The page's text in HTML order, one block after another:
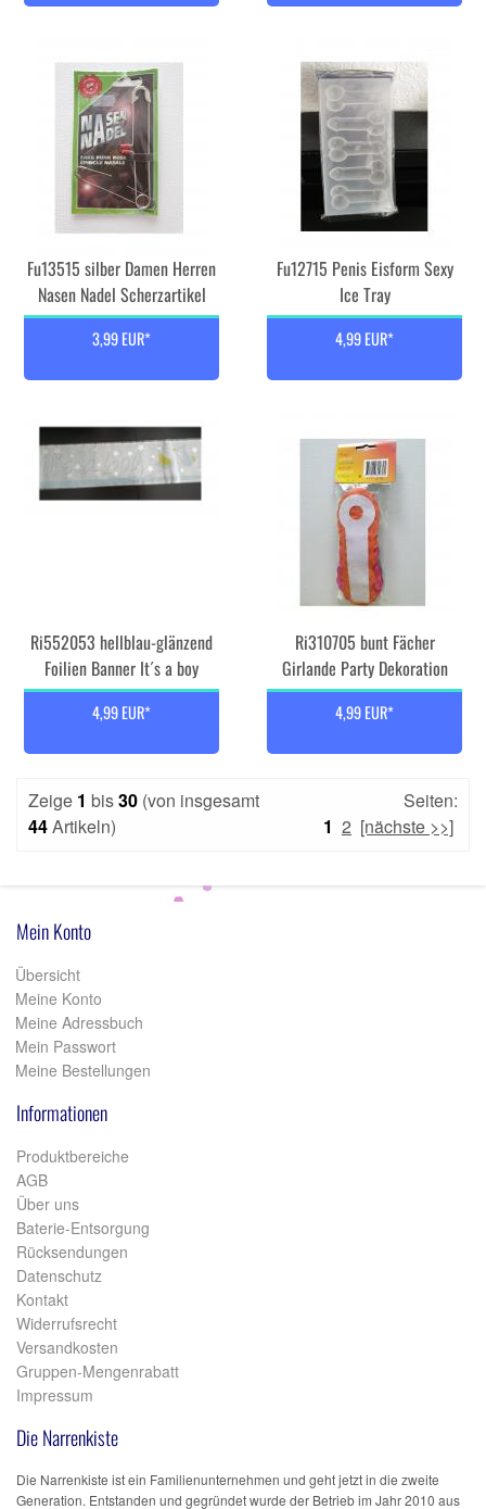
Fu13515 silber Damen Herren
Nasen Nadel Scherzartikel
3,99 EUR*
Fu12715 Penis Eisform Sexy
Ice Tray
4,99 EUR*
Ri552053 hellblau-glänzend
Foilien Banner It´s a boy
4,99 EUR*
Ri310705 bunt Fächer
Girlande Party Dekoration
4,99 EUR*
Zeige 1 bis30 (von insgesamt
44Artikeln)
Seiten:
1 2 [nächste >>]
Mein Konto
Übersicht
Meine Konto
Meine Adressbuch
Mein Passwort
Meine Bestellungen
Informationen
Produktbereiche
AGB
Über uns
Baterie-Entsorgung
Rücksendungen
Datenschutz
Kontakt
Widerrufsrecht
Versandkosten
Gruppen-Mengenrabatt
Impressum
Die Narrenkiste
Die Narrenkiste ist ein Familienunternehmen und geht jetzt in die zweite
Generation. Entstanden und gegründet wurde der Betrieb im Jahr 2010 aus